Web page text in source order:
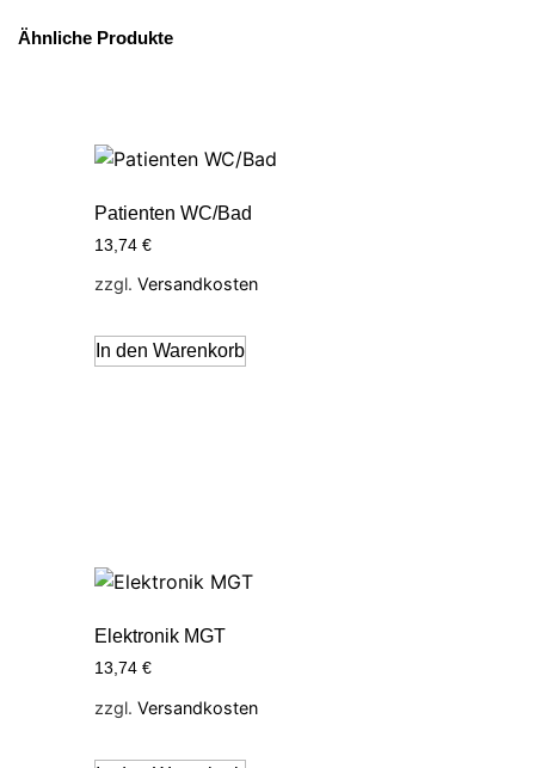
Ähnliche Produkte
Patienten WC/Bad
13,74 €
zzgl. Versandkosten
In den Warenkorb
Elektronik MGT
13,74 €
zzgl. Versandkosten